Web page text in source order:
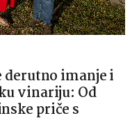
imanje i
vinariju: Od
priče s